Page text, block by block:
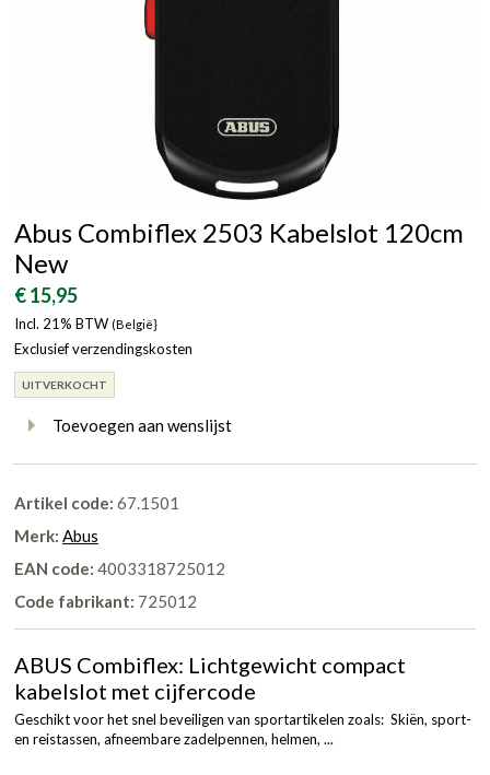
Abus Combiflex 2503 Kabelslot 120cm
New
€ 15,95
Incl. 21% BTW (België}
Exclusief verzendingskosten
UITVERKOCHT
Toevoegen aan wenslijst
Artikel code: 67.1501
Merk: Abus
EAN code: 4003318725012
Code fabrikant: 725012
ABUS Combiflex: Lichtgewicht compact
kabelslot met cijfercode
Geschikt voor het snel beveiligen van sportartikelen zoals: Skiën, sport-
en reistassen, afneembare zadelpennen, helmen, ...